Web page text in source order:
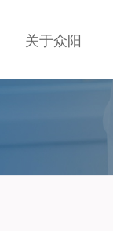
关于众阳